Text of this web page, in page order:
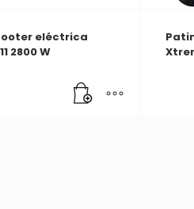
eléctrica
2800 W